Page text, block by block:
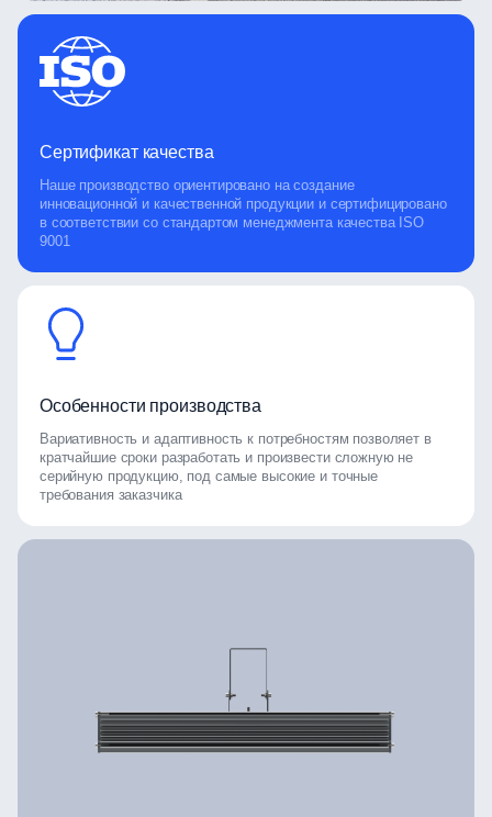
Сертификат качества
Наше производство ориентировано на создание
инновационной и качественной продукции и сертифицировано
в соответствии со стандартом менеджмента качества ISO
9001
Особенности производства
Вариативность и адаптивность к потребностям позволяет в
кратчайшие сроки разработать и произвести сложную не
серийную продукцию, под самые высокие и точные
требования заказчика